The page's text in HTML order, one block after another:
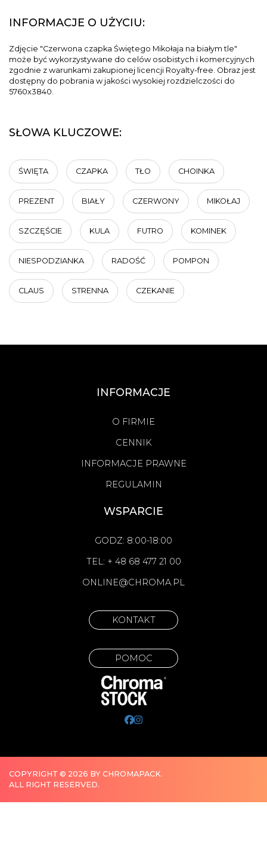
INFORMACJE O UŻYCIU:
Zdjęcie "Czerwona czapka Świętego Mikołaja na białym tle"
może być wykorzystywane do celów osobistych i komercyjnych
zgodnie z warunkami zakupionej licencji Royalty-free. Obraz jest
dostępny do pobrania w jakości wysokiej rozdzielczości do
5760x3840.
SŁOWA KLUCZOWE:
ŚWIĘTA CZAPKA TŁO CHOINKA
PREZENT BIAŁY CZERWONY MIKOŁAJ
SZCZĘŚCIE KULA FUTRO KOMINEK
NIESPODZIANKA RADOŚĆ POMPON
CLAUS STRENNA CZEKANIE
INFORMACJE
O FIRMIE
CENNIK
INFORMACJE PRAWNE
REGULAMIN
WSPARCIE
GODZ: 8:00-18:00
TEL: + 48 68 477 21 00
ONLINE@CHROMA.PL
KONTAKT
POMOC
COPYRIGHT © 2026 BY CHROMAPACK.
ALL RIGHT RESERVED.